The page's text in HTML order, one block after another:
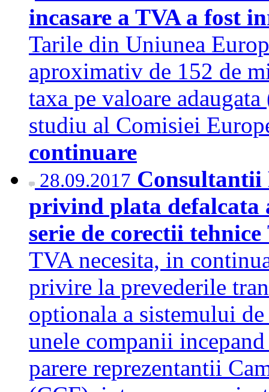
incasare a TVA a fost
Tarile din Uniunea
aproximativ de 152 de
taxa pe valoare
studiu al Comisiei
continuare
28.09.2017 Consultantii
privind plata defalcata
serie de corectii tehnice
TVA necesita, in
privire la prevederile
optionala a sistemului
unele companii
parere reprezentantii